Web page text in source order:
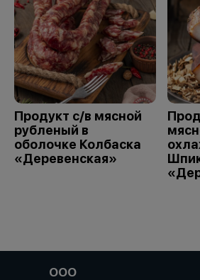
Продукт с/в мясной
рубленый в
оболочке Колбаска
«Деревенская»
ООО